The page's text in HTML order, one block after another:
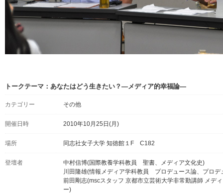
トークテーマ：あなたはどう生きたい？―メディア的幸福論―
カテゴリー その他
開催日時 2010年10月25日(月)
場所 同志社女子大学 知徳館１F C182
登壇者
中村信博(国際教養学科教員 聖書、メディア文化史)
川田隆雄(情報メディア学科教員 プロデュース論、プロデ
前田剛志(mscスタッフ 京都市立芸術大学非常勤講師 メデ
ー)